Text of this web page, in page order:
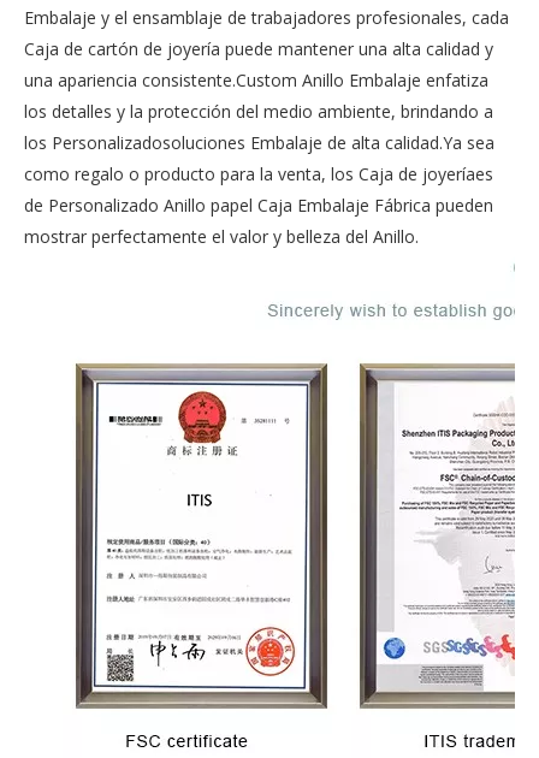
Embalaje y el ensamblaje de trabajadores profesionales, cada
Caja de cartón de joyería puede mantener una alta calidad y
una apariencia consistente.Custom Anillo Embalaje enfatiza
los detalles y la protección del medio ambiente, brindando a
los Personalizadosoluciones Embalaje de alta calidad.Ya sea
como regalo o producto para la venta, los Caja de joyeríaes
de Personalizado Anillo papel Caja Embalaje Fábrica pueden
mostrar perfectamente el valor y belleza del Anillo.